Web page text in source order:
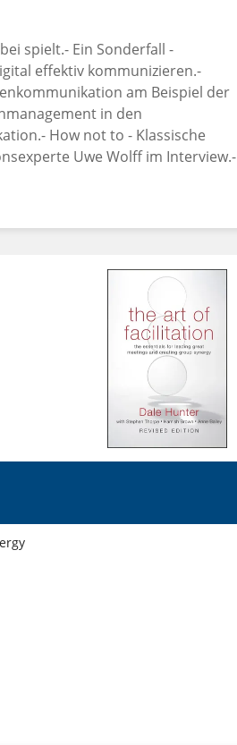
spielt.- Ein Sonderfall -
effektiv kommunizieren.-
am Beispiel der
in den
How not to - Klassische
Uwe Wolff im Interview.-